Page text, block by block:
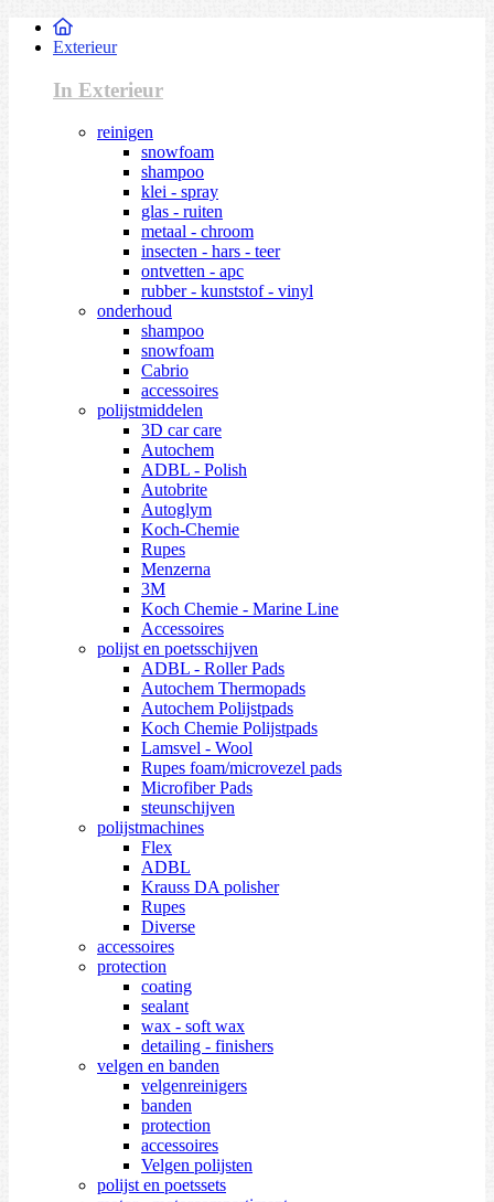
Exterieur
In Exterieur
reinigen
snowfoam
shampoo
klei - spray
glas - ruiten
metaal - chroom
insecten - hars - teer
ontvetten - apc
rubber - kunststof - vinyl
onderhoud
shampoo
snowfoam
Cabrio
accessoires
polijstmiddelen
3D car care
Autochem
ADBL - Polish
Autobrite
Autoglym
Koch-Chemie
Rupes
Menzerna
3M
Koch Chemie - Marine Line
Accessoires
polijst en poetsschijven
ADBL - Roller Pads
Autochem Thermopads
Autochem Polijstpads
Koch Chemie Polijstpads
Lamsvel - Wool
Rupes foam/microvezel pads
Microfiber Pads
steunschijven
polijstmachines
Flex
ADBL
Krauss DA polisher
Rupes
Diverse
accessoires
protection
coating
sealant
wax - soft wax
detailing - finishers
velgen en banden
velgenreinigers
banden
protection
accessoires
Velgen polijsten
polijst en poetssets